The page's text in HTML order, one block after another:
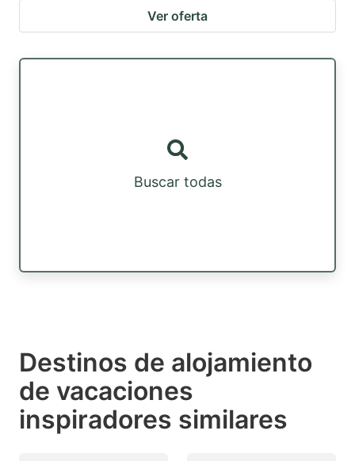
Ver oferta
Buscar todas
Destinos de alojamiento
de vacaciones
inspiradores similares